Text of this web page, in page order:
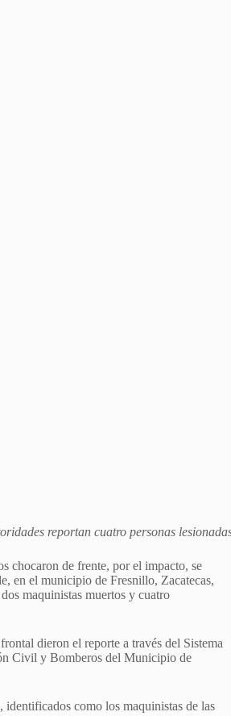
reportan cuatro personas
chocaron de frente, por el impacto, se
en el municipio de Fresnillo, Zacatecas,
maquinistas muertos y cuatro
dieron el reporte a través del Sistema
Civil y Bomberos del Municipio de
identificados como los maquinistas de las